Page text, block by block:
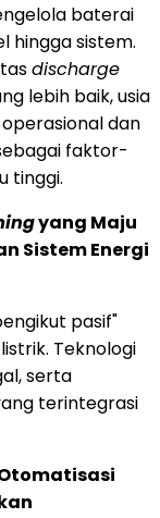
baterai
hingga sistem.
discharge
lebih baik, usia
dan
faktor-
tinggi.
yang Maju
Sistem Energi
pasif"
Teknologi
serta
terintegrasi